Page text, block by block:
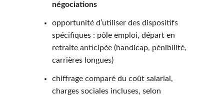
négociations
opportunité d’utiliser des dispositifs
spécifiques : pôle emploi, départ en
retraite anticipée (handicap, pénibilité,
carrières longues)
chiffrage comparé du coût salarial,
charges sociales incluses, selon